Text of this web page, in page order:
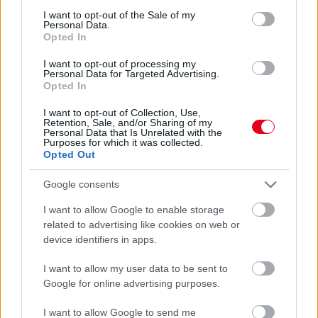
consent section.
I want to opt-out of the Sale of my
Personal Data.
Opted In
I want to opt-out of processing my
Personal Data for Targeted Advertising.
Opted In
I want to opt-out of Collection, Use,
Retention, Sale, and/or Sharing of my
Personal Data that Is Unrelated with the
Purposes for which it was collected.
Opted Out
Google consents
I want to allow Google to enable storage
related to advertising like cookies on web or
device identifiers in apps.
I want to allow my user data to be sent to
Google for online advertising purposes.
I want to allow Google to send me
végére már messze kiszorult a legjobb tízből. Utána azonban
kiváló felzárkózást mutatott be Bottas, nyolc pont a jutalma.
Hallgasd meg a Formula Podcast
legfrissebb adását!
Kövess minket a Facebookon